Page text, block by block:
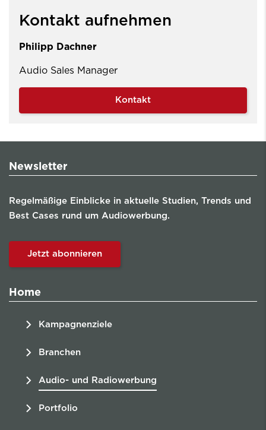
Kontakt aufnehmen
Philipp Dachner
Audio Sales Manager
Kontakt
Newsletter
Regelmäßige Einblicke in aktuelle Studien, Trends und
Best Cases rund um Audiowerbung.
Jetzt abonnieren
Home
Kampagnenziele
Branchen
Audio- und Radiowerbung
Portfolio